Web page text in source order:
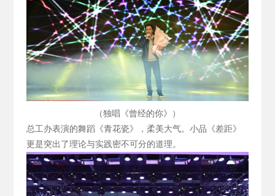
（独唱《曾经的你》）
总工办表演的舞蹈《青花瓷》，柔美大气。小品《差距》
更是突出了理论与实践密不可分的道理。